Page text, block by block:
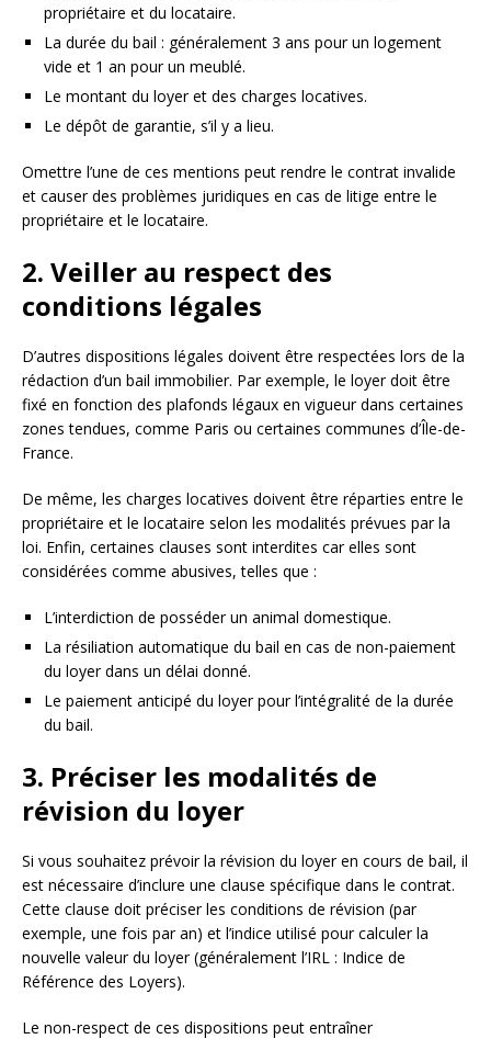
propriétaire et du locataire.
La durée du bail : généralement 3 ans pour un logement
vide et 1 an pour un meublé.
Le montant du loyer et des charges locatives.
Le dépôt de garantie, s’il y a lieu.
Omettre l’une de ces mentions peut rendre le contrat invalide
et causer des problèmes juridiques en cas de litige entre le
propriétaire et le locataire.
2. Veiller au respect des
conditions légales
D’autres dispositions légales doivent être respectées lors de la
rédaction d’un bail immobilier. Par exemple, le loyer doit être
fixé en fonction des plafonds légaux en vigueur dans certaines
zones tendues, comme Paris ou certaines communes d’Île-de-
France.
De même, les charges locatives doivent être réparties entre le
propriétaire et le locataire selon les modalités prévues par la
loi. Enfin, certaines clauses sont interdites car elles sont
considérées comme abusives, telles que :
L’interdiction de posséder un animal domestique.
La résiliation automatique du bail en cas de non-paiement
du loyer dans un délai donné.
Le paiement anticipé du loyer pour l’intégralité de la durée
du bail.
3. Préciser les modalités de
révision du loyer
Si vous souhaitez prévoir la révision du loyer en cours de bail, il
est nécessaire d’inclure une clause spécifique dans le contrat.
Cette clause doit préciser les conditions de révision (par
exemple, une fois par an) et l’indice utilisé pour calculer la
nouvelle valeur du loyer (généralement l’IRL : Indice de
Référence des Loyers).
Le non-respect de ces dispositions peut entraîner